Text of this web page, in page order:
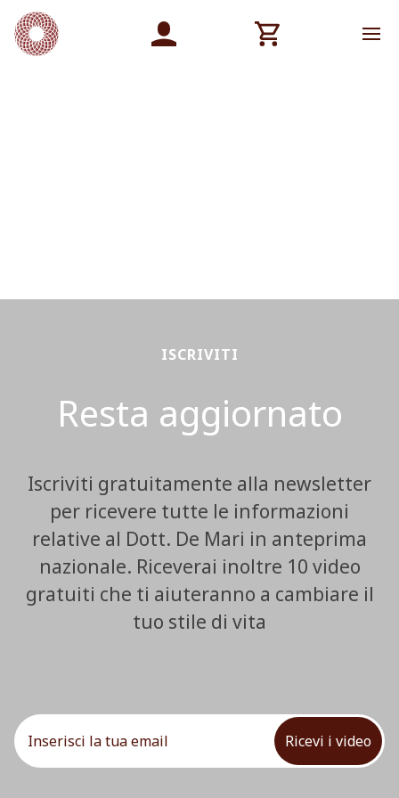
ISCRIVITI
Resta aggiornato
Iscriviti gratuitamente alla newsletter
per ricevere tutte le informazioni
relative al Dott. De Mari in anteprima
nazionale. Riceverai inoltre 10 video
gratuiti che ti aiuteranno a cambiare il
tuo stile di vita
Ricevi i video